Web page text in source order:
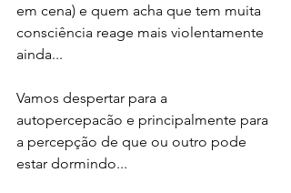
em cena) e quem acha que tem muita
consciência reage mais violentamente
ainda...
Vamos despertar para a
autopercepacão e principalmente para
a percepção de que ou outro pode
estar dormindo...